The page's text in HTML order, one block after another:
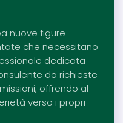
nuove figure
che necessitano
dedicata
da richieste
offrendo al
verso i propri